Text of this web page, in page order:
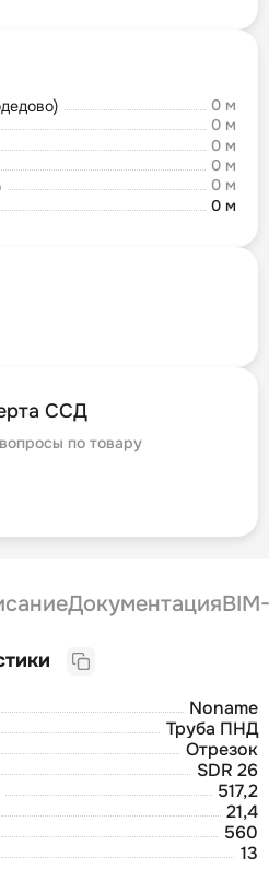
0 м
0 м
0 м
0 м
0 м
0 м
ССД
по товару
Документация
Noname
Труба ПНД
Отрезок
SDR 26
517,2
21,4
560
13